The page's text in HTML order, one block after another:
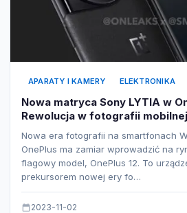
APARATY I KAMERY ELEKTRONIKA
Nowa matryca Sony LYTIA w
Rewolucja w fotografii mobilnej
Nowa era fotografii na smartfonach
OnePlus ma zamiar wprowadzić na
flagowy model, OnePlus 12. To
prekursorem nowej ery fo…
2023-11-02